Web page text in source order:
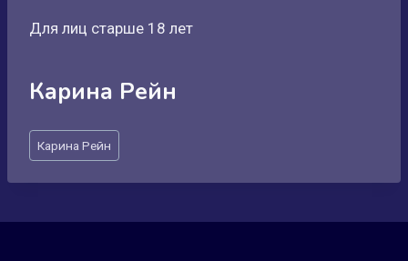
Для лиц старше 18 лет
Карина Рейн
Метки
записи:
Карина Рейн